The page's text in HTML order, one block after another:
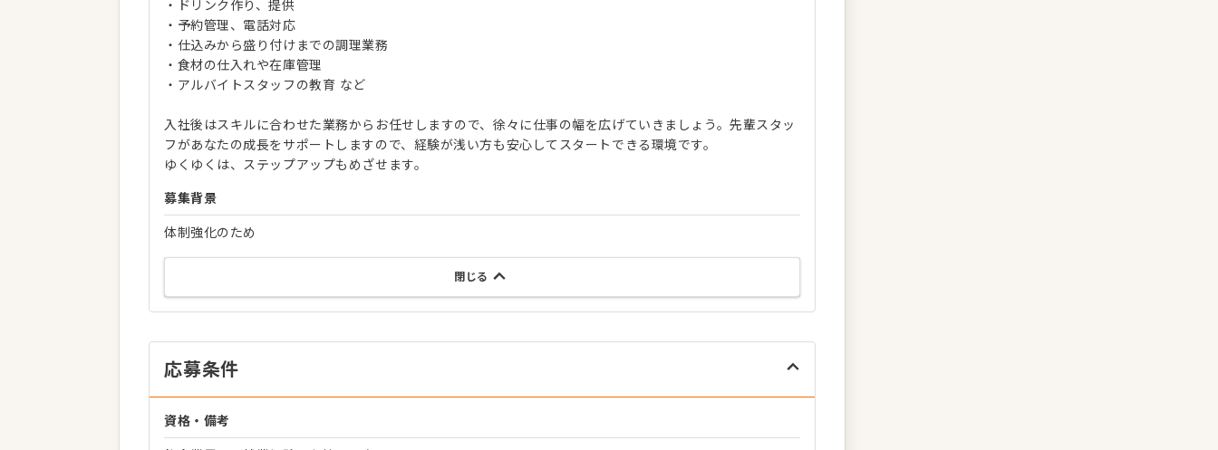
・ドリンク作り、提供
・予約管理、電話対応
・仕込みから盛り付けまでの調理業務
・食材の仕入れや在庫管理
・アルバイトスタッフの教育 など
入社後はスキルに合わせた業務からお任せしますので、徐々に仕事の幅を広げていきましょう。先輩スタッ
フがあなたの成長をサポートしますので、経験が浅い方も安心してスタートできる環境です。
ゆくゆくは、ステップアップもめざせます。
募集背景
体制強化のため
閉じる
応募条件
資格・備考